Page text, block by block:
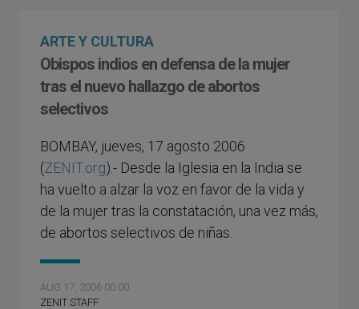
ARTE Y CULTURA
Obispos indios en defensa de la mujer
tras el nuevo hallazgo de abortos
selectivos
BOMBAY, jueves, 17 agosto 2006
(ZENIT.org).- Desde la Iglesia en la India se
ha vuelto a alzar la voz en favor de la vida y
de la mujer tras la constatación, una vez más,
de abortos selectivos de niñas.
AUG 17, 2006 00:00
ZENIT STAFF